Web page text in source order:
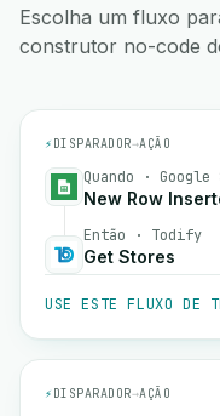
Escolha um fluxo
construtor no-code
⚡ DISPARADOR→AÇÃO
Quando · Google
New Row
Então · Todify
Get Stores
USE ESTE FLUXO DE
⚡ DISPARADOR→AÇÃO